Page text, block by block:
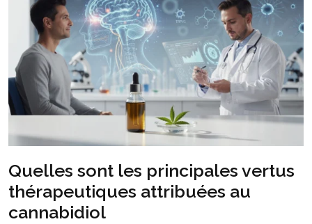
Quelles sont les principales vertus
thérapeutiques attribuées au
cannabidiol